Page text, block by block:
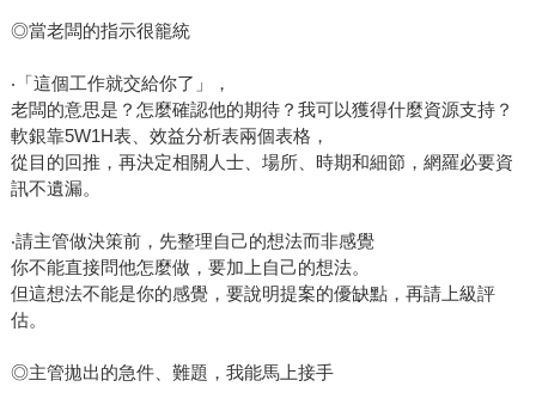
◎當老闆的指示很籠統
‧「這個工作就交給你了」，
老闆的意思是？怎麼確認他的期待？我可以獲得什麼資源支持？
軟銀靠5W1H表、效益分析表兩個表格，
從目的回推，再決定相關人士、場所、時期和細節，網羅必要資
訊不遺漏。
‧請主管做決策前，先整理自己的想法而非感覺
你不能直接問他怎麼做，要加上自己的想法。
但這想法不能是你的感覺，要說明提案的優缺點，再請上級評
估。
◎主管拋出的急件、難題，我能馬上接手